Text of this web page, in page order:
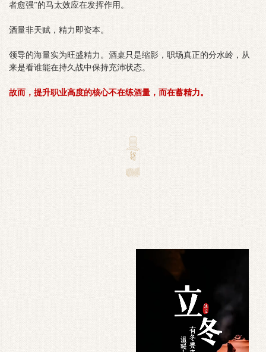
者愈强”的马太效应在发挥作用。
酒量非天赋，精力即资本。
领导的海量实为旺盛精力。酒桌只是缩影，职场真正的分水岭，从
来是看谁能在持久战中保持充沛状态。
故而，提升职业高度的核心不在练酒量，而在蓄精力。